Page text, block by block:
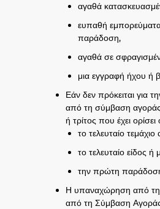
αγαθά
ευπαθή
παράδοση,
αγαθά σε
μια εγγραφή ήχου ή
Εάν δεν πρόκειται
από τη σύμβαση
ή τρίτος που έχει
το τελευταίο
το τελευταίο είδος
την πρώτη
Η υπαναχώρηση από τη
από τη Σύμβαση